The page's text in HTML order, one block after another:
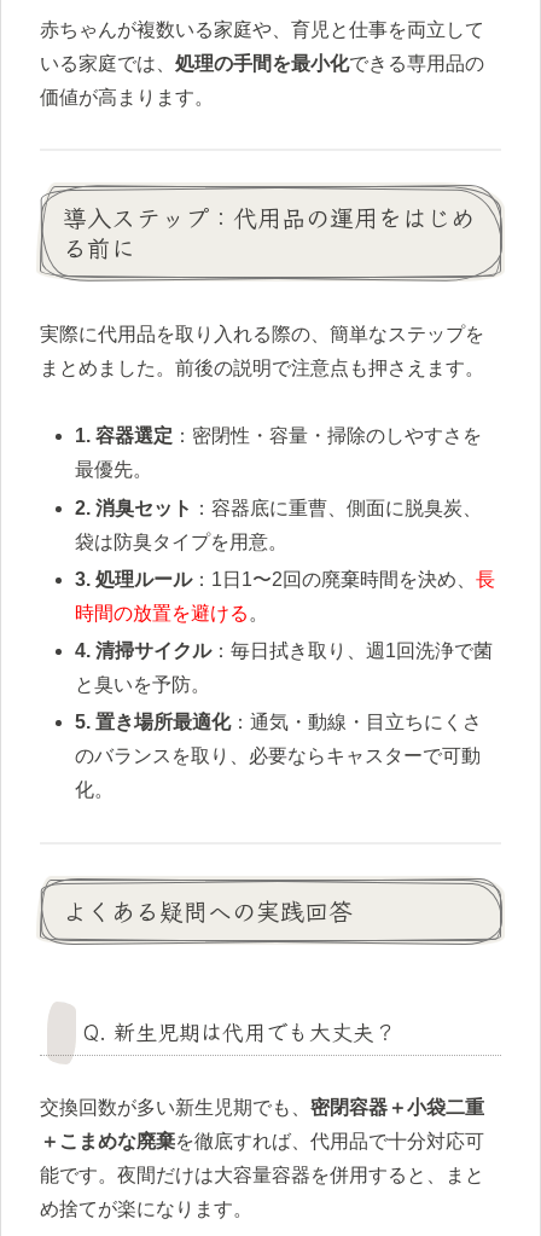
赤ちゃんが複数いる家庭や、育児と仕事を両立して
いる家庭では、 処理の手間を最小化できる専用品の
価値が高まります。
導入ステップ：代用品の運用をはじめ
る前に
実際に代用品を取り入れる際の、簡単なステップを
まとめました。前後の説明で注意点も押さえます。
1. 容器選定 ：密閉性・容量・掃除のしやすさを
最優先。
2. 消臭セット ：容器底に重曹、側面に脱臭炭、
袋は防臭タイプを用意。
3. 処理ルール：1日1〜2回の廃棄時間を決め、長
時間の放置を避ける 。
4. 清掃サイクル：毎日拭き取り、週1回洗浄で菌
と臭いを予防。
5. 置き場所最適化：通気・動線・目立ちにくさ
のバランスを取り、必要ならキャスターで可動
化。
よくある疑問への実践回答
Q. 新生児期は代用でも大丈夫？
交換回数が多い新生児期でも、 密閉容器＋小袋二重
＋こまめな廃棄を徹底すれば、代用品で十分対応可
能です。夜間だけは大容量容器を併用すると、まと
め捨てが楽になります。